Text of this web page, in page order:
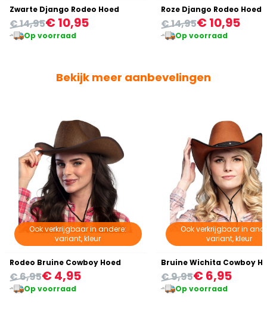
Zwarte Django Rodeo Hoed
€ 10,95
€ 14,95
Op voorraad
Roze Django Rodeo Hoed
€ 10,95
€ 14,95
Op voorraad
Bekijk meer aanbevelingen
Ook verkrijgbaar in andere:
variant, kleur
Rodeo Bruine Cowboy Hoed
€ 4,95
€ 6,95
Op voorraad
Ook verkrijgbaar in
variant, kleur
Bruine Wichita Cowboy
€ 6,95
€ 9,95
Op voorraad